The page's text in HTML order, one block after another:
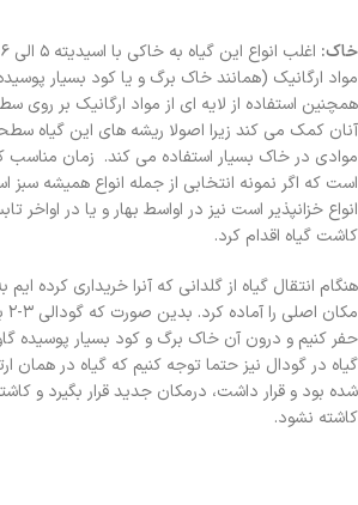
خاک:
مواد ارگانیک (همانند خاک برگ و یا کود بسیار
همچنین استفاده از لایه ای از مواد ارگانیک بر
آنان کمک می کند زیرا اصولا ریشه های این گیاه
موادی در خاک بسیار استفاده می کند. زمان مناسب
است که اگر نمونه انتخابی از جمله انواع همیشه سبز
انواع خزانپذیر است نیز در اواسط بهار و یا در اواخر
کاشت گیاه اقدام کرد.
هنگام انتقال گیاه از گلدانی که آنرا خریداری کرده
حفر کنیم و درون آن خاک برگ و کود بسیار پوسیده
گیاه در گودال نیز حتما توجه کنیم که گیاه در همان
شده بود و قرار داشت، درمکان جدید قرار بگیرد و
کاشته نشود.